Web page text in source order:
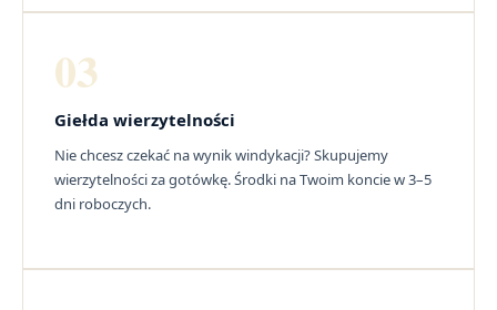
03
Giełda wierzytelności
Nie chcesz czekać na wynik windykacji? Skupujemy
wierzytelności za gotówkę. Środki na Twoim koncie w 3–5
dni roboczych.